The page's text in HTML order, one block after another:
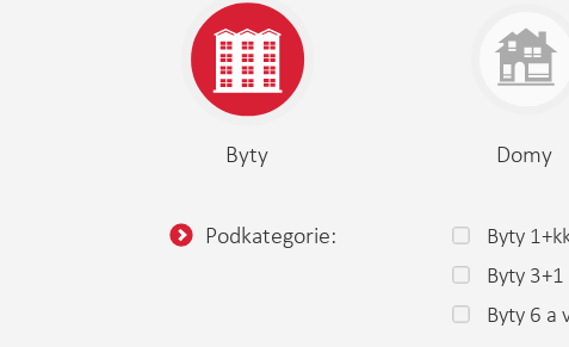
Byty Domy
Podkategorie: Byty
Byty 3+1
Byty 6 a